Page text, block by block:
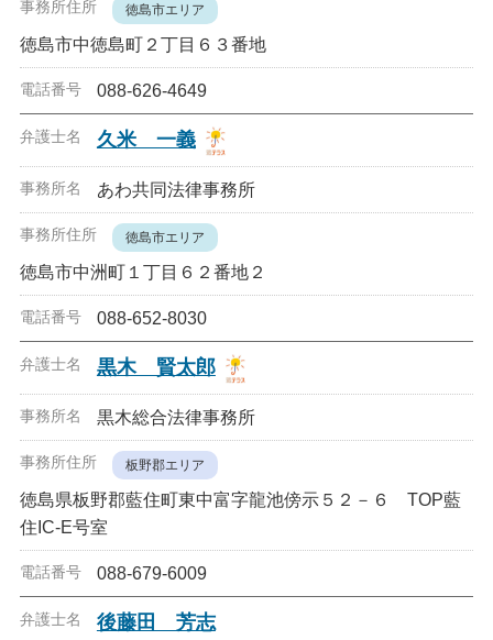
徳島市エリア
徳島市中徳島町２丁目６３番地
088-626-4649
久米 一義
あわ共同法律事務所
徳島市エリア
徳島市中洲町１丁目６２番地２
088-652-8030
黒木 賢太郎
黒木総合法律事務所
板野郡エリア
徳島県板野郡藍住町東中富字龍池傍示５２－６ TOP藍
住IC-E号室
088-679-6009
後藤田 芳志